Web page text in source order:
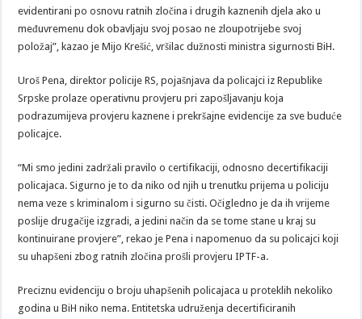
evidentirani po osnovu ratnih zločina i drugih kaznenih djela ako u
međuvremenu dok obavljaju svoj posao ne zloupotrijebe svoj
položaj”, kazao je Mijo Krešić, vršilac dužnosti ministra sigurnosti BiH.
Uroš Pena, direktor policije RS, pojašnjava da policajci iz Republike
Srpske prolaze operativnu provjeru pri zapošljavanju koja
podrazumijeva provjeru kaznene i prekršajne evidencije za sve buduće
policajce.
“Mi smo jedini zadržali pravilo o certifikaciji, odnosno decertifikaciji
policajaca. Sigurno je to da niko od njih u trenutku prijema u policiju
nema veze s kriminalom i sigurno su čisti. Očigledno je da ih vrijeme
poslije drugačije izgradi, a jedini način da se tome stane u kraj su
kontinuirane provjere”, rekao je Pena i napomenuo da su policajci koji
su uhapšeni zbog ratnih zločina prošli provjeru IPTF-a.
Preciznu evidenciju o broju uhapšenih policajaca u proteklih nekoliko
godina u BiH niko nema. Entitetska udruženja decertificiranih